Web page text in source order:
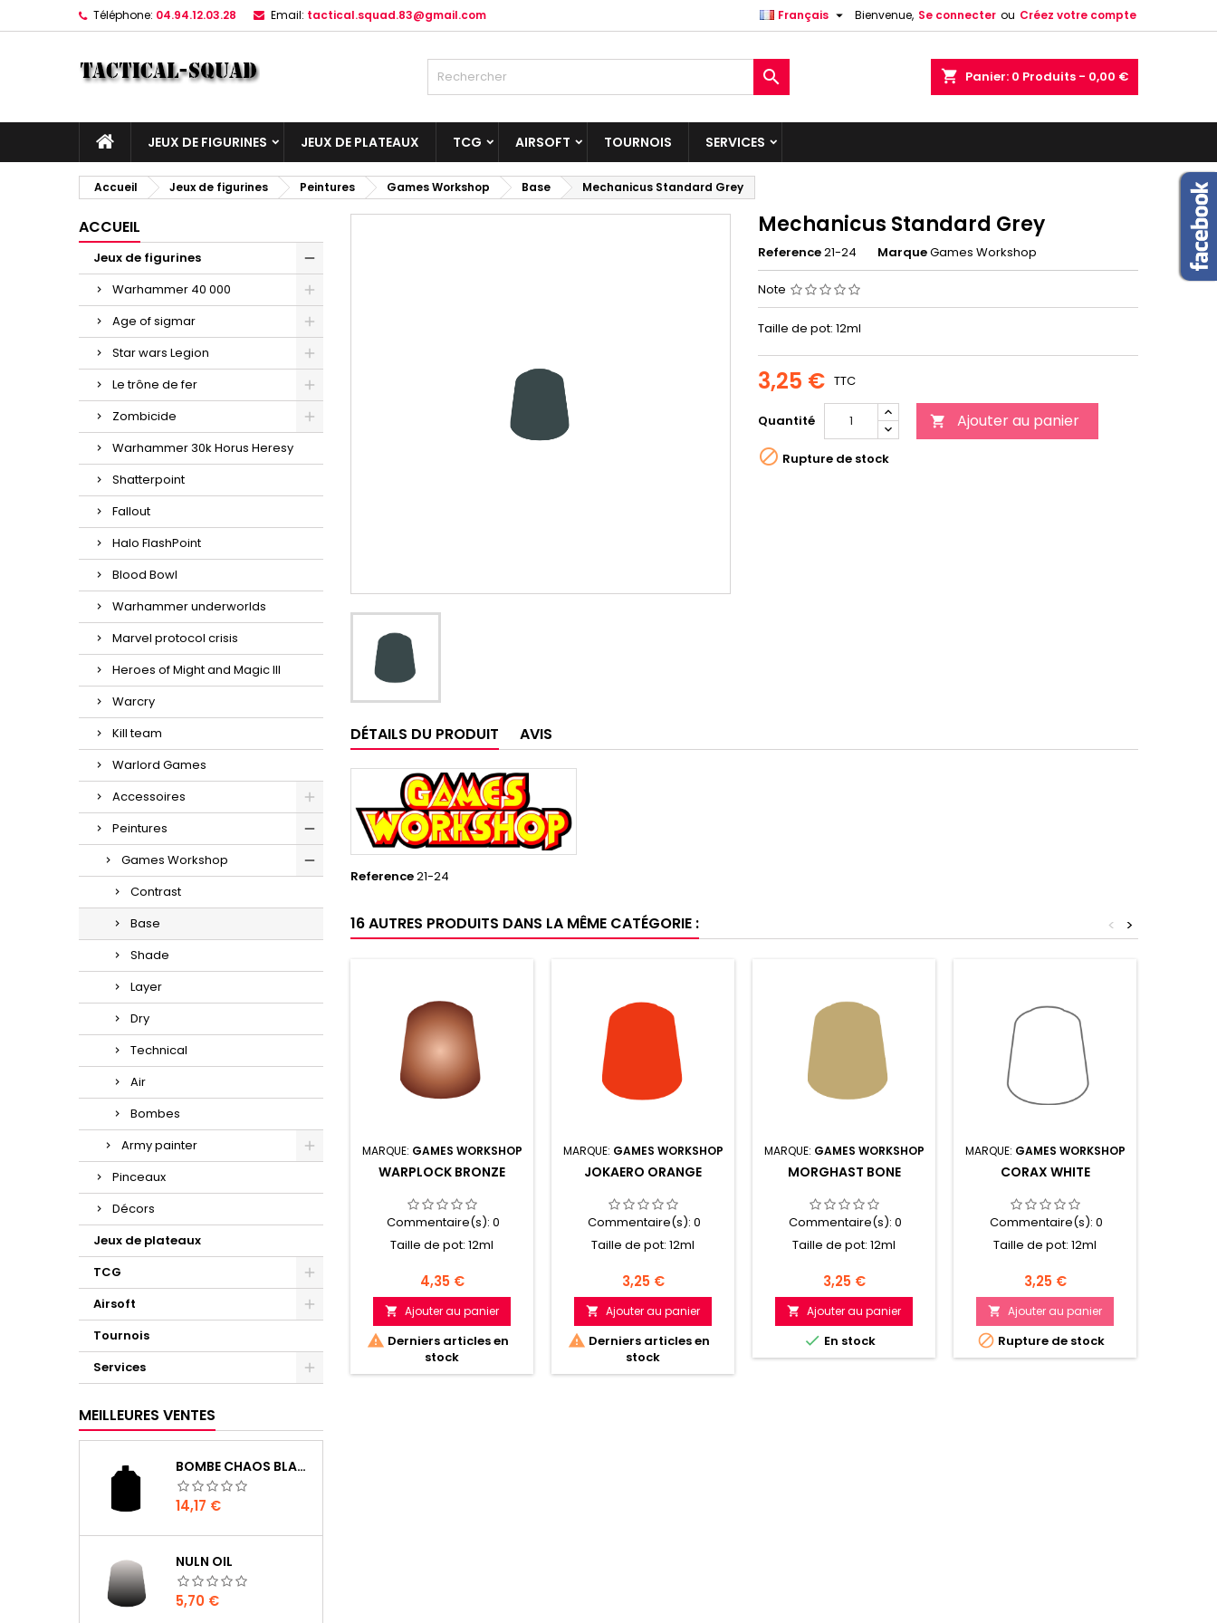
Téléphone: 04.94.12.03.28 Email: tactical.squad.83@gmail.com Bienvenue, Se connecter ou Créez votre compte
Français 
shopping_cart Panier: 0 Produits - 0,00 €

JEUX DE FIGURINES JEUX DE PLATEAUX TCG AIRSOFT TOURNOIS SERVICES
Accueil Jeux de figurines Peintures Games Workshop Base Mechanicus Standard Grey
ACCUEIL
Jeux de figurines
Warhammer 40 000
Age of sigmar
Star wars Legion
Le trône de fer
Zombicide
Warhammer 30k Horus Heresy
Shatterpoint
Fallout
Halo FlashPoint
Blood Bowl
Warhammer underworlds
Marvel protocol crisis
Heroes of Might and Magic III
Warcry
Kill team
Warlord Games
Accessoires
Peintures
Games Workshop
Contrast
Base
Shade
Layer
Dry
Technical
Air
Bombes
Army painter
Pinceaux
Décors
Jeux de plateaux
TCG
Airsoft
Tournois
Services
MEILLEURES VENTES
BOMBE CHAOS BLACK
Prix
14,17 €
NULN OIL
Prix
5,70 €
Mechanicus Standard Grey
Reference21-24 MarqueGames Workshop
Note
Taille de pot: 12ml
3,25 € TTC
Quantité  Ajouter au panier
 Rupture de stock
DÉTAILS DU PRODUIT AVIS
Reference21-24
16 AUTRES PRODUITS DANS LA MÊME CATÉGORIE : >
<
MARQUE: GAMES WORKSHOP
WARPLOCK BRONZE
Commentaire(s): 0
Taille de pot: 12ml
Prix
4,35 €
 Ajouter au panier
 Derniers articles en
stock
MARQUE: GAMES WORKSHOP
JOKAERO ORANGE
Commentaire(s): 0
Taille de pot: 12ml
Prix
3,25 €
 Ajouter au panier
 Derniers articles en
stock
MARQUE: GAMES WORKSHOP
MORGHAST BONE
Commentaire(s): 0
Taille de pot: 12ml
Prix
3,25 €
 Ajouter au panier
 En stock
MARQUE: GAMES WORKSHOP
CORAX WHITE
Commentaire(s): 0
Taille de pot: 12ml
Prix
3,25 €
 Ajouter au panier
 Rupture de stock